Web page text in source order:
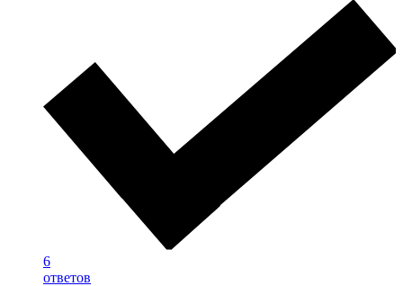
6
ответов